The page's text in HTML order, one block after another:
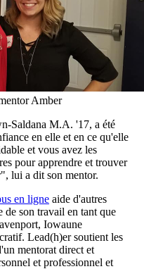
Amber
Saldana M.A. '17, a été
en elle et en ce qu'elle
et vous avez les
pour apprendre et trouver
lui a dit son mentor.
en ligne aide d'autres
de son travail en tant que
Iowaune
Lead(h)er soutient les
mentorat direct et
et professionnel et